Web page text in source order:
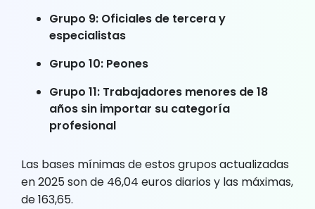
Grupo 9: Oficiales de tercera y
especialistas
Grupo 10: Peones
Grupo 11: Trabajadores menores de 18
años sin importar su categoría
profesional
Las bases mínimas de estos grupos actualizadas
en 2025 son de 46,04 euros diarios y las máximas,
de 163,65.